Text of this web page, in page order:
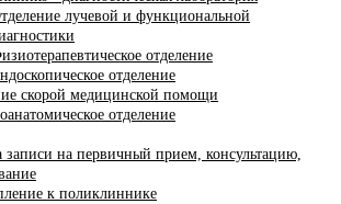
лучевой и функциональной
отделение
отделение
скорой медицинской помощи
отделение
записи на первичный прием, консультацию,
к поликлиннике